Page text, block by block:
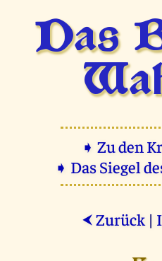
Das
➧ Zu den
➧ Das Siegel
⮜ Zurück |